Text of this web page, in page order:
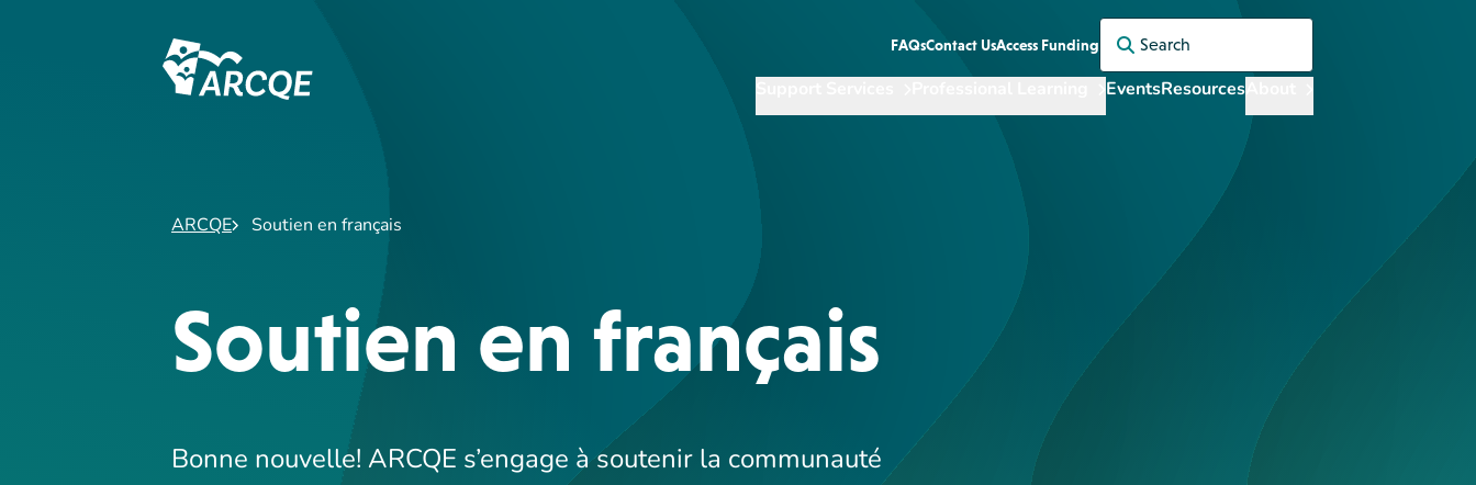
FAQsContact UsAccess Funding
Search for:
EventsResources
ARCQE Soutien en français
Soutien en français
Bonne nouvelle! ARCQE s’engage à soutenir la communauté